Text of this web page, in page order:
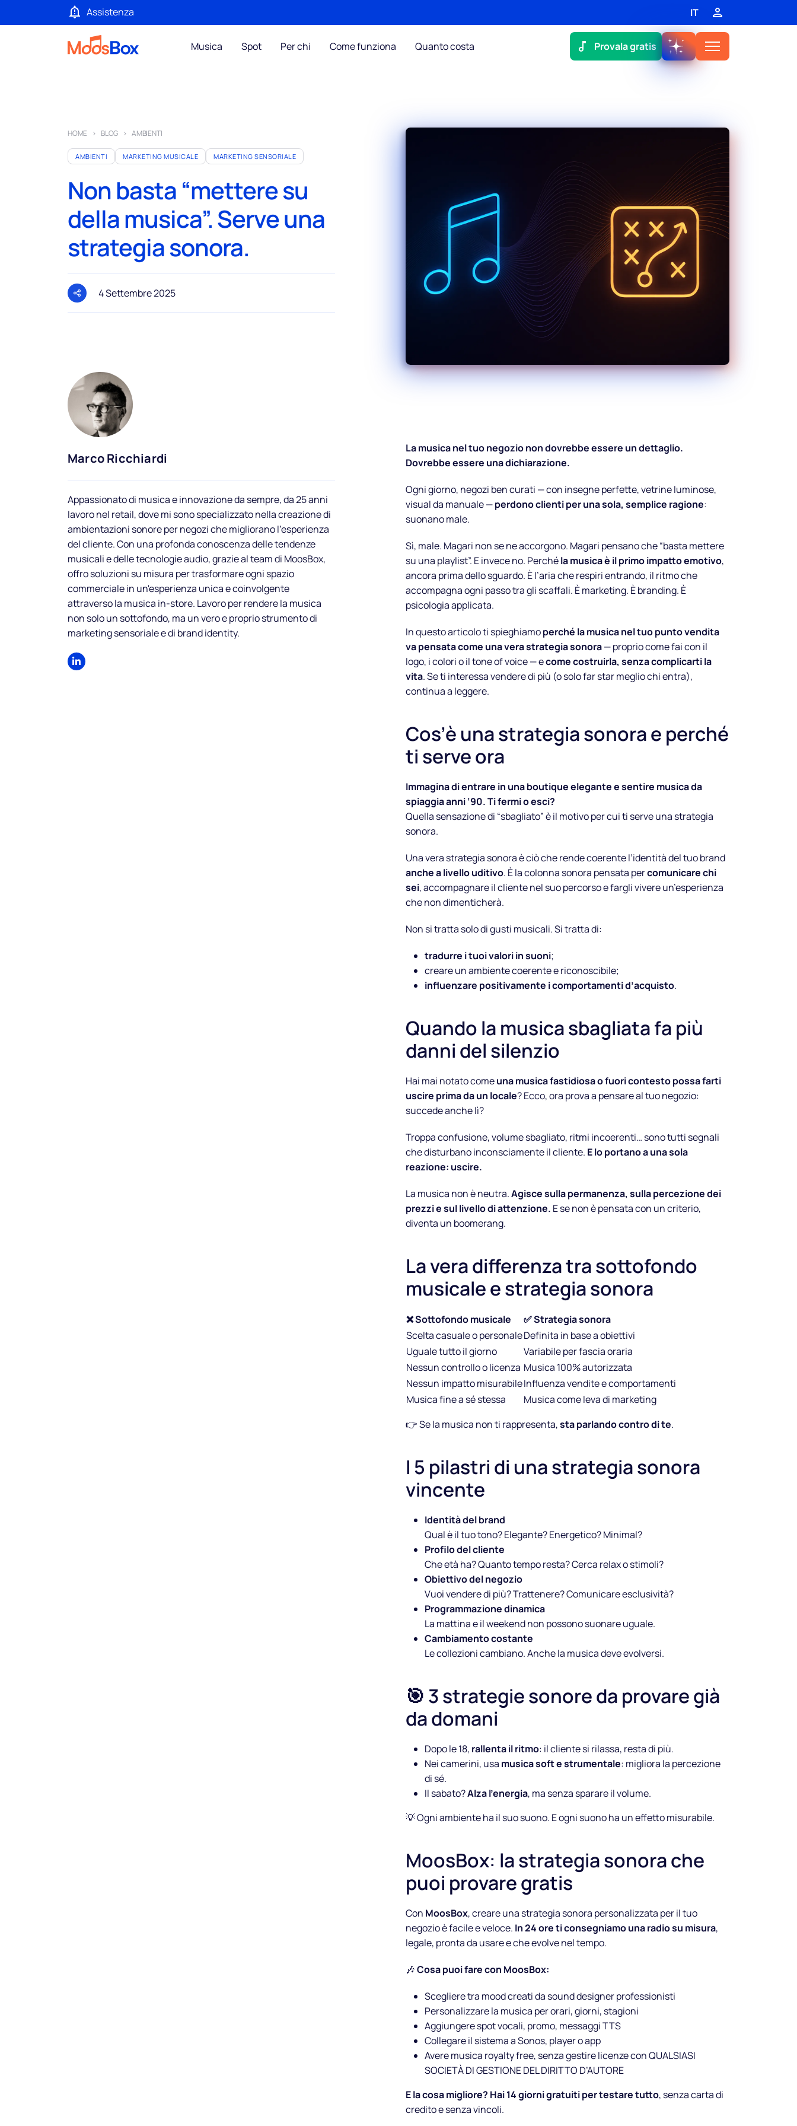
Assistenza IT
Musica Spot Per chi Come funziona Quanto costa Provala gratis
Fai suonare
business
Musica legale comprensiva di
tutti i diritti e Spot custom per
gratuita
HOME BLOG AMBIENTI
AMBIENTI MARKETING MUSICALE MARKETING SENSORIALE
Non basta “mettere su
della musica”. Serve una
strategia sonora.
4 Settembre 2025
Marco Ricchiardi
Appassionato di musica e innovazione da sempre, da 25 anni
lavoro nel retail, dove mi sono specializzato nella creazione di
ambientazioni sonore per negozi che migliorano l'esperienza
del cliente. Con una profonda conoscenza delle tendenze
musicali e delle tecnologie audio, grazie al team di MoosBox,
offro soluzioni su misura per trasformare ogni spazio
commerciale in un'esperienza unica e coinvolgente
attraverso la musica in-store. Lavoro per rendere la musica
non solo un sottofondo, ma un vero e proprio strumento di
marketing sensoriale e di brand identity.
La musica nel tuo negozio non dovrebbe essere un dettaglio.
Dovrebbe essere una dichiarazione.
Ogni giorno, negozi ben curati — con insegne perfette, vetrine luminose,
visual da manuale —perdono clienti per una sola, semplice ragione:
suonano male.
Sì, male. Magari non se ne accorgono. Magari pensano che “basta mettere
su una playlist”. E invece no. Perchéla musica è il primo impatto emotivo,
ancora prima dello sguardo. È l’aria che respiri entrando, il ritmo che
accompagna ogni passo tra gli scaffali. È marketing. È branding. È
psicologia applicata.
In questo articolo ti spieghiamoperché la musica nel tuo punto vendita
va pensata come una vera strategia sonora— proprio come fai con il
logo, i colori o il tone of voice — ecome costruirla, senza complicarti la
vita. Se ti interessa vendere di più (o solo far star meglio chi entra),
continua a leggere.
Cos’è una strategia sonora e perché
ti serve ora
Immagina di entrare in una boutique elegante e sentire musica da
spiaggia anni ‘90. Ti fermi o esci?
Quella sensazione di “sbagliato” è il motivo per cui ti serve una strategia
sonora.
Una vera strategia sonora è ciò che rende coerente l’identità del tuo brand
anche a livello uditivo. È la colonna sonora pensata percomunicare chi
sei, accompagnare il cliente nel suo percorso e fargli vivere un’esperienza
che non dimenticherà.
Non si tratta solo di gusti musicali. Si tratta di:
tradurre i tuoi valori in suoni;
creare un ambiente coerente e riconoscibile;
influenzare positivamente i comportamenti d’acquisto.
Quando la musica sbagliata fa più
danni del silenzio
Hai mai notato comeuna musica fastidiosa o fuori contesto possa farti
uscire prima da un locale? Ecco, ora prova a pensare al tuo negozio:
succede anche lì?
Troppa confusione, volume sbagliato, ritmi incoerenti… sono tutti segnali
che disturbano inconsciamente il cliente. E lo portano a una sola
reazione: uscire.
La musica non è neutra.Agisce sulla permanenza, sulla percezione dei
prezzi e sul livello di attenzione. E se non è pensata con un criterio,
diventa un boomerang.
La vera differenza tra sottofondo
musicale e strategia sonora
❌ Sottofondo musicale
✅ Strategia sonora
Scelta casuale o personaleDefinita in base a obiettivi
Uguale tutto il giorno
Variabile per fascia oraria
Nessun controllo o licenza Musica 100% autorizzata
Nessun impatto misurabileInfluenza vendite e comportamenti
Musica fine a sé stessa
Musica come leva di marketing
👉 Se la musica non ti rappresenta,sta parlando contro di te.
I 5 pilastri di una strategia sonora
vincente
Identità del brand
Qual è il tuo tono? Elegante? Energetico? Minimal?
Profilo del cliente
Che età ha? Quanto tempo resta? Cerca relax o stimoli?
Obiettivo del negozio
Vuoi vendere di più? Trattenere? Comunicare esclusività?
Programmazione dinamica
La mattina e il weekend non possono suonare uguale.
Cambiamento costante
Le collezioni cambiano. Anche la musica deve evolversi.
🎯 3 strategie sonore da provare già
da domani
Dopo le 18, rallenta il ritmo: il cliente si rilassa, resta di più.
Nei camerini, usa musica soft e strumentale: migliora la percezione
di sé.
Il sabato?Alza l’energia, ma senza sparare il volume.
💡Ogni ambiente ha il suo suono. E ogni suono ha un effetto misurabile.
MoosBox: la strategia sonora che
puoi provare gratis
Con MoosBox, creare una strategia sonora personalizzata per il tuo
negozio è facile e veloce. In 24 ore ti consegniamo una radio su misura,
legale, pronta da usare e che evolve nel tempo.
🎶Cosa puoi fare con MoosBox:
Scegliere tra mood creati da sound designer professionisti
Personalizzare la musica per orari, giorni, stagioni
Aggiungere spot vocali, promo, messaggi TTS
Collegare il sistema a Sonos, player o app
Avere musica royalty free, senza gestire licenze con QUALSIASI
SOCIETÀ DI GESTIONE DEL DIRITTO D’AUTORE
E la cosa migliore? Hai 14 giorni gratuiti per testare tutto, senza carta di
credito e senza vincoli.